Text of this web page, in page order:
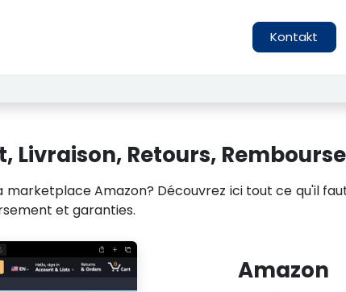
Kontakt
Livraison, Retours,
Amazon? Découvrez ici tout ce qu'il
et garanties.
Amazon